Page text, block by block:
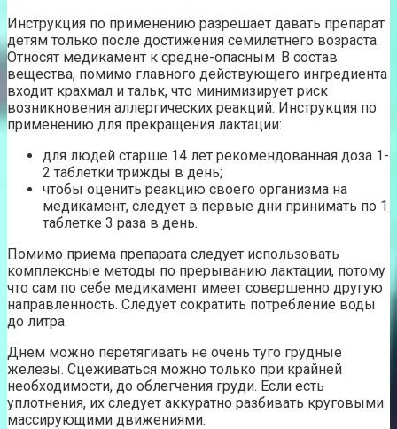
Инструкция по применению разрешает давать препарат
детям только после достижения семилетнего возраста.
Относят медикамент к средне-опасным. В состав
вещества, помимо главного действующего ингредиента
входит крахмал и тальк, что минимизирует риск
возникновения аллергических реакций. Инструкция по
применению для прекращения лактации:
для людей старше 14 лет рекомендованная доза 1-
2 таблетки трижды в день;
чтобы оценить реакцию своего организма на
медикамент, следует в первые дни принимать по 1
таблетке 3 раза в день.
Помимо приема препарата следует использовать
комплексные методы по прерыванию лактации, потому
что сам по себе медикамент имеет совершенно другую
направленность. Следует сократить потребление воды
до литра.
Днем можно перетягивать не очень туго грудные
железы. Сцеживаться можно только при крайней
необходимости, до облегчения груди. Если есть
уплотнения, их следует аккуратно разбивать круговыми
массирующими движениями.